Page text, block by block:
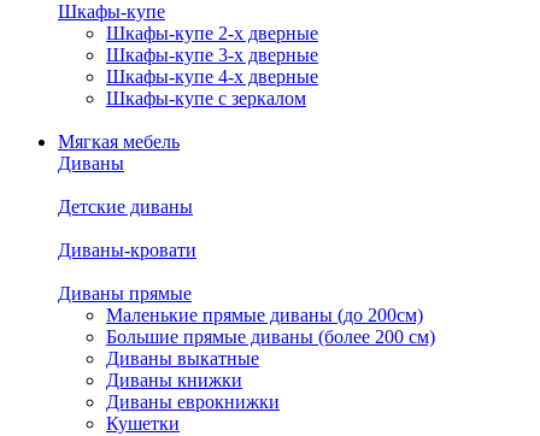
Шкафы-купе
Шкафы-купе 2-х дверные
Шкафы-купе 3-х дверные
Шкафы-купе 4-х дверные
Шкафы-купе с зеркалом
Мягкая мебель
Диваны
Детские диваны
Диваны-кровати
Диваны прямые
Маленькие прямые диваны (до 200см)
Большие прямые диваны (более 200 см)
Диваны выкатные
Диваны книжки
Диваны еврокнижки
Кушетки